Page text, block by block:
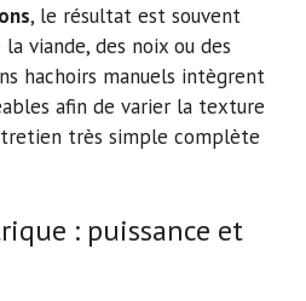
, le résultat est souvent
viande, des noix ou des
hachoirs manuels intègrent
afin de varier la texture
très simple complète
: puissance et